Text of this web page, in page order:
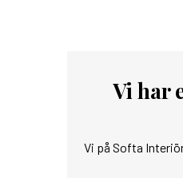
Vi har
Vi på Softa